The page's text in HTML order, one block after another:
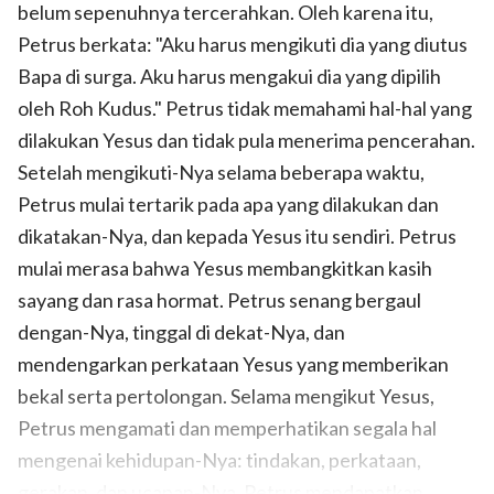
belum sepenuhnya tercerahkan. Oleh karena itu,
Petrus berkata: "Aku harus mengikuti dia yang diutus
Bapa di surga. Aku harus mengakui dia yang dipilih
oleh Roh Kudus." Petrus tidak memahami hal-hal yang
dilakukan Yesus dan tidak pula menerima pencerahan.
Setelah mengikuti-Nya selama beberapa waktu,
Petrus mulai tertarik pada apa yang dilakukan dan
dikatakan-Nya, dan kepada Yesus itu sendiri. Petrus
mulai merasa bahwa Yesus membangkitkan kasih
sayang dan rasa hormat. Petrus senang bergaul
dengan-Nya, tinggal di dekat-Nya, dan
mendengarkan perkataan Yesus yang memberikan
bekal serta pertolongan. Selama mengikut Yesus,
Petrus mengamati dan memperhatikan segala hal
mengenai kehidupan-Nya: tindakan, perkataan,